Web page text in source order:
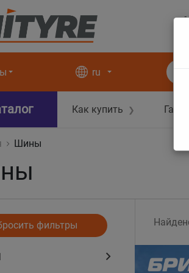
ru
Как купить ❯
Шины
фильтры